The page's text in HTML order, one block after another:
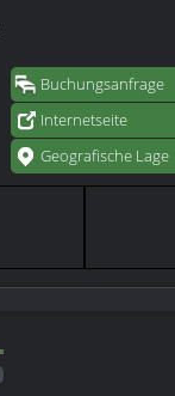
Buchungsanfrage
Internetseite
Geografische Lage